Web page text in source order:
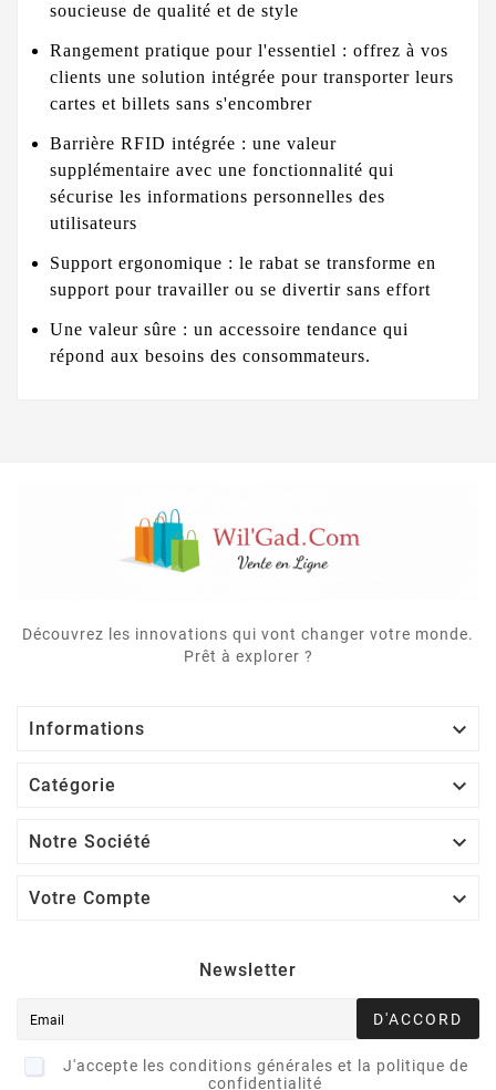
soucieuse de qualité et de style
Rangement pratique pour l'essentiel : offrez à vos
clients une solution intégrée pour transporter leurs
cartes et billets sans s'encombrer
Barrière RFID intégrée : une valeur
supplémentaire avec une fonctionnalité qui
sécurise les informations personnelles des
utilisateurs
Support ergonomique : le rabat se transforme en
support pour travailler ou se divertir sans effort
Une valeur sûre : un accessoire tendance qui
répond aux besoins des consommateurs.
Découvrez les innovations qui vont changer votre monde.
Prêt à explorer ?
Informations 
Catégorie 
Notre Société 
Votre Compte 
Newsletter
D'ACCORD
J'accepte les conditions générales et la politique de
confidentialité